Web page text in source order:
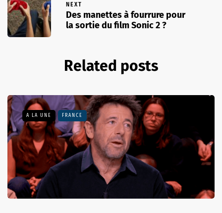
NEXT
Des manettes à fourrure pour
la sortie du film Sonic 2 ?
Related posts
A LA UNE FRANCE